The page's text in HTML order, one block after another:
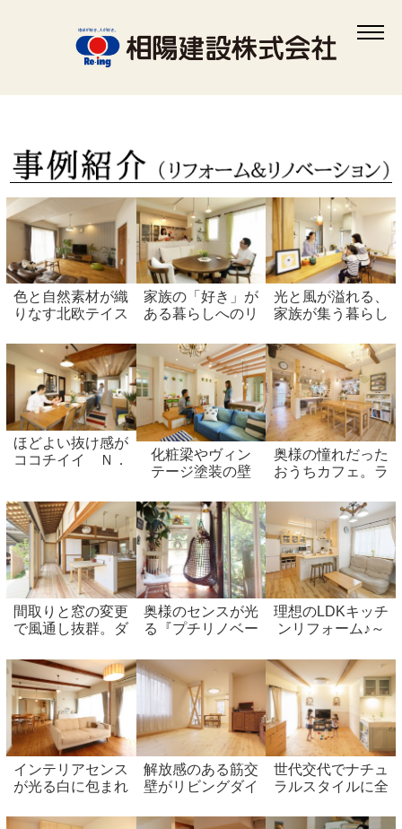
色と自然素材が織
りなす北欧テイス
ルリノベ
家族の「好き」が
ある暮らしへのリ
光と風が溢れる、
家族が集う暮らし
ほどよい抜け感が
ココチイイ Ｎ．
『Brooklyn
Style（ブルック
リンスタイル）』
～
化粧梁やヴィン
テージ塗装の壁
ルの洗面台、どれ
もお気に入りの西
海岸テイストな自
然素材おうちカ
フェ
奥様の憧れだった
おうちカフェ。ラ
ベーションで夢を
実現。
間取りと窓の変更
で風通し抜群。ダ
がる広縁・デッキ
スペースで開放感
たっぷりに～大事
にしたい思い出の
詰まった我が家～
奥様のセンスが光
る『プチリノベー
りのキッチン・洗
面・サンルーム～
理想のLDKキッチ
ンリフォーム♪～
た対面式無垢素材
キッチン～
インテリアセンス
が光る白に包まれ
リノベーション
解放感のある筋交
壁がリビングダイ
世代交代でナチュ
ラルスタイルに全